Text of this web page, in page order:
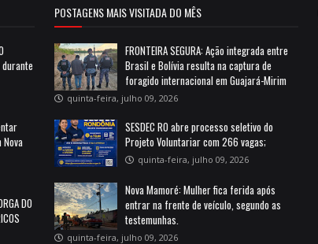
DO
POSTAGENS MAIS VISITADA DO MÊS
FRONTEIRA SEGURA: Ação integrada entre
Brasil e Bolívia resulta na captura de
foragido internacional em Guajará-Mirim
quinta-feira, julho 09, 2026
SESDEC RO abre processo seletivo do
Projeto Voluntariar com 266 vagas;
quinta-feira, julho 09, 2026
Nova Mamoré: Mulher fica ferida após
entrar na frente de veículo, segundo as
testemunhas.
quinta-feira, julho 09, 2026